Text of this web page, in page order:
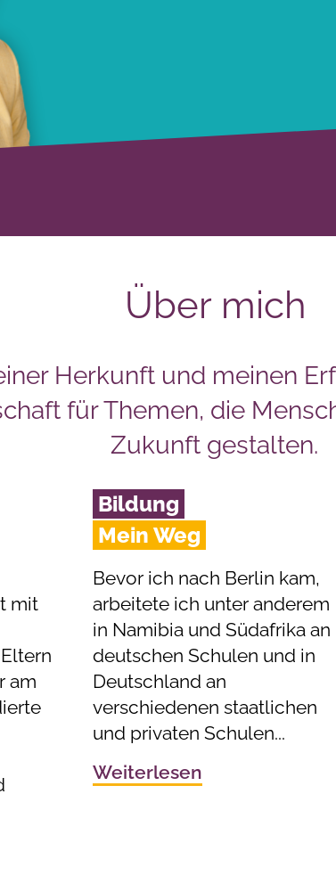
Über mich
Herkunft und meinen
für Themen, die
Zukunft gestalten.
mit
am
Bildung
Mein Weg
Bevor ich nach Berlin kam,
arbeitete ich unter anderem
in Namibia und Südafrika an
deutschen Schulen und in
Deutschland an
verschiedenen staatlichen
und privaten Schulen...
Weiterlesen